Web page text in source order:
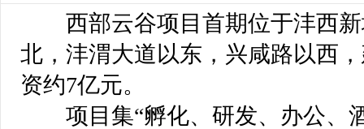
西部云谷项目首期位于沣西新
北，沣渭大道以东，兴咸路以西
资约7亿元。
项目集“孵化、研发、办公、